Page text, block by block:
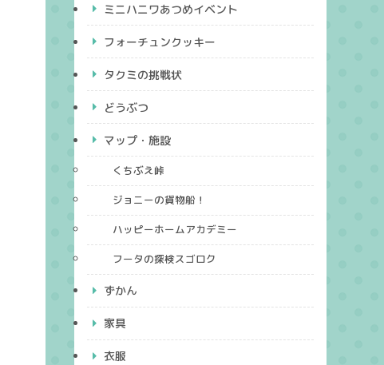
ミニハニワあつめイベント
フォーチュンクッキー
タクミの挑戦状
どうぶつ
マップ・施設
くちぶえ峠
ジョニーの貨物船！
ハッピーホームアカデミー
フータの探検スゴロク
ずかん
家具
衣服